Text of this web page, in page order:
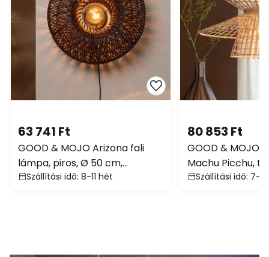
63 741 Ft
GOOD & MOJO Arizona fali
lámpa, piros, Ø 50 cm,
bambusz, dugasz
Szállítási idő: 8-11 hét
80 853 Ft
GOOD & MOJO
Machu Picchu,
57 cm, bambusz
Szállítási idő: 7-